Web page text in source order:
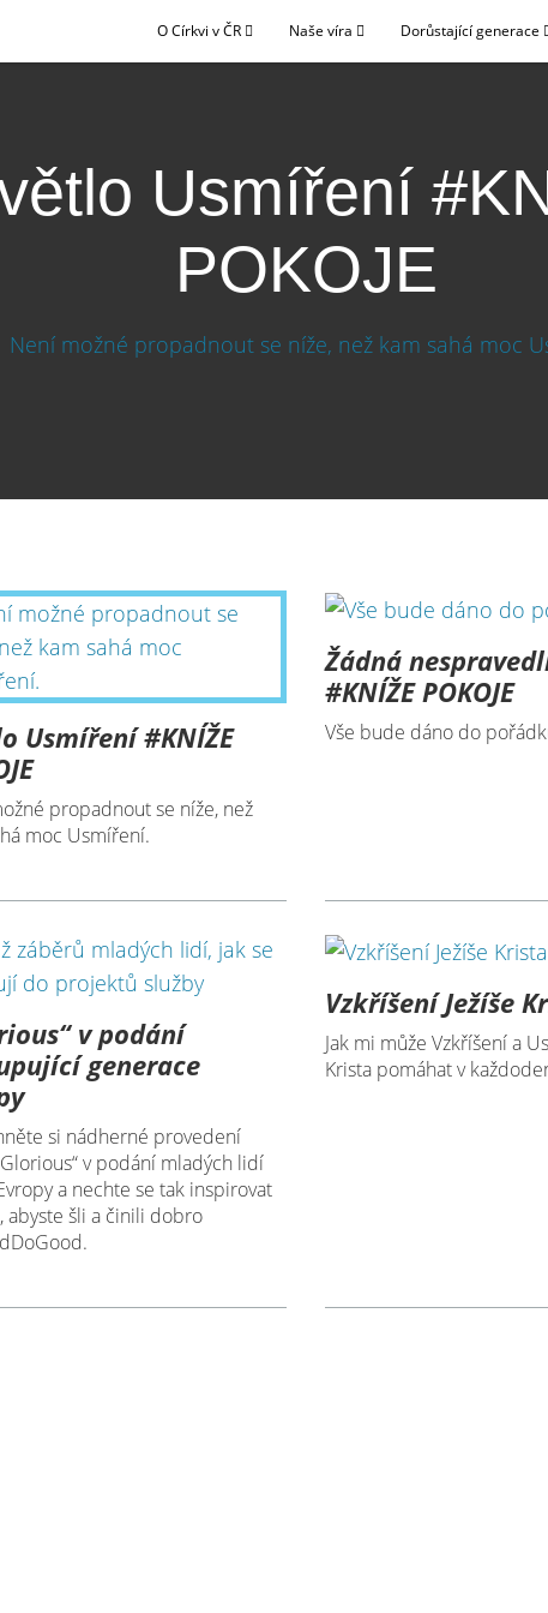
O Církvi v ČR Naše víra Dorůstající generace
Usmíření
POKOJE
Usmíření #KNÍŽE
propadnout se níže, než
moc Usmíření.
Žádná
#KNÍŽE POKOJE
Vše bude dáno do
v podání
generace
si nádherné provedení
v podání mladých lidí
a nechte se tak inspirovat
abyste šli a činili dobro
Vzkříšení Ježíše
Jak mi může Vzkříšení a
Krista pomáhat v